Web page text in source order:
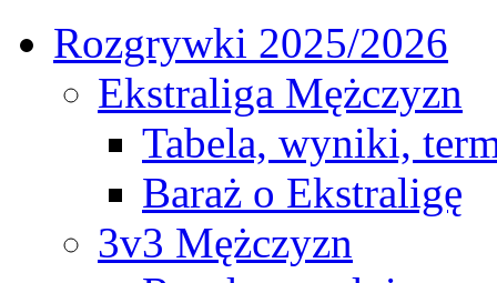
Rozgrywki 2025/2026
Ekstraliga Mężczyzn
Tabela, wyniki,
Baraż o Ekstraligę
3v3 Mężczyzn